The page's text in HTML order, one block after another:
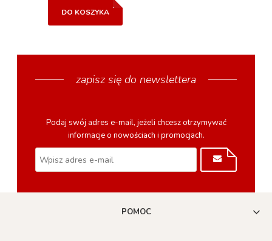
DO KOSZYKA
zapisz się do newslettera
Podaj swój adres e-mail, jeżeli chcesz otrzymywać
informacje o nowościach i promocjach.
POMOC